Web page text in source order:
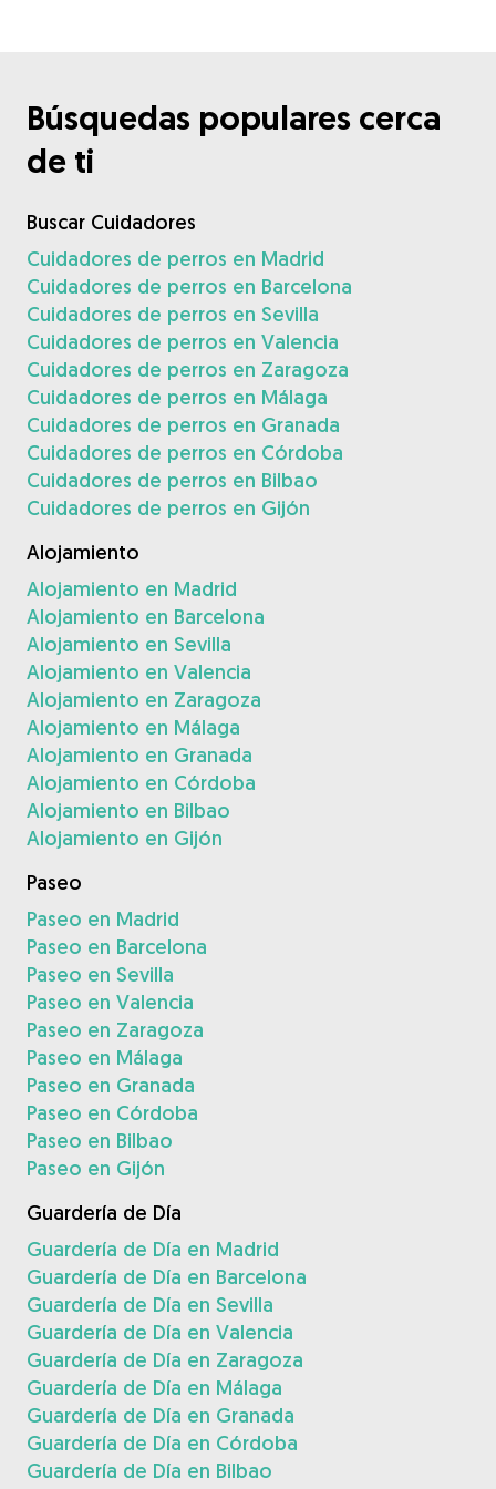
Búsquedas populares cerca
de ti
Buscar Cuidadores
Cuidadores de perros en Madrid
Cuidadores de perros en Barcelona
Cuidadores de perros en Sevilla
Cuidadores de perros en Valencia
Cuidadores de perros en Zaragoza
Cuidadores de perros en Málaga
Cuidadores de perros en Granada
Cuidadores de perros en Córdoba
Cuidadores de perros en Bilbao
Cuidadores de perros en Gijón
Alojamiento
Alojamiento en Madrid
Alojamiento en Barcelona
Alojamiento en Sevilla
Alojamiento en Valencia
Alojamiento en Zaragoza
Alojamiento en Málaga
Alojamiento en Granada
Alojamiento en Córdoba
Alojamiento en Bilbao
Alojamiento en Gijón
Paseo
Paseo en Madrid
Paseo en Barcelona
Paseo en Sevilla
Paseo en Valencia
Paseo en Zaragoza
Paseo en Málaga
Paseo en Granada
Paseo en Córdoba
Paseo en Bilbao
Paseo en Gijón
Guardería de Día
Guardería de Día en Madrid
Guardería de Día en Barcelona
Guardería de Día en Sevilla
Guardería de Día en Valencia
Guardería de Día en Zaragoza
Guardería de Día en Málaga
Guardería de Día en Granada
Guardería de Día en Córdoba
Guardería de Día en Bilbao